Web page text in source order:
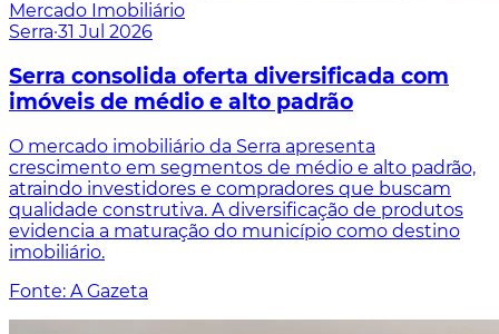
Mercado Imobiliário
Serra·31 Jul 2026
Serra consolida oferta diversificada com
imóveis de médio e alto padrão
O mercado imobiliário da Serra apresenta
crescimento em segmentos de médio e alto padrão,
atraindo investidores e compradores que buscam
qualidade construtiva. A diversificação de produtos
evidencia a maturação do município como destino
imobiliário.
Fonte: A Gazeta